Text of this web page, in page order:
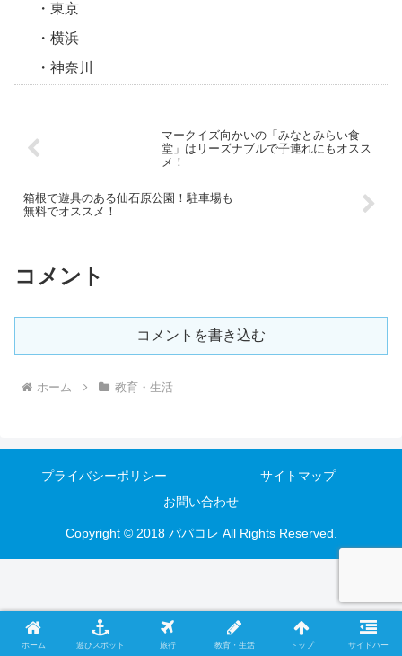
東京
横浜
神奈川
マークイズ向かいの「みなとみらい食
堂」はリーズナブルで子連れにもオスス
メ！
箱根で遊具のある仙石原公園！駐車場も
無料でオススメ！
コメント
コメントを書き込む
ホーム 教育・生活
プライバシーポリシー
サイトマップ
お問い合わせ
Copyright © 2018 パパコレ All Rights Reserved.
ホーム 遊びスポット 旅行 教育・生活 トップ サイドバー